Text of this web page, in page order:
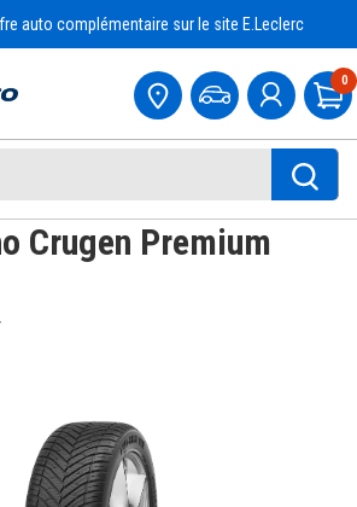
auto complémentaire sur le site E.Leclerc
0
Crugen Premium